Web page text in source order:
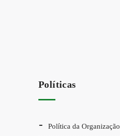
Políticas
Política da Organização